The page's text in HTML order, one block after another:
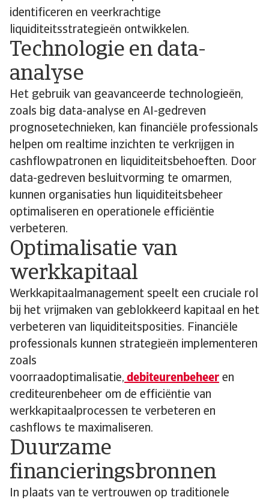
identificeren en veerkrachtige
liquiditeitsstrategieën ontwikkelen.
Technologie en data-
analyse
Het gebruik van geavanceerde technologieën,
zoals big data-analyse en AI-gedreven
prognosetechnieken, kan financiële professionals
helpen om realtime inzichten te verkrijgen in
cashflowpatronen en liquiditeitsbehoeften. Door
data-gedreven besluitvorming te omarmen,
kunnen organisaties hun liquiditeitsbeheer
optimaliseren en operationele efficiëntie
verbeteren.
Optimalisatie van
werkkapitaal
Werkkapitaalmanagement speelt een cruciale rol
bij het vrijmaken van geblokkeerd kapitaal en het
verbeteren van liquiditeitsposities. Financiële
professionals kunnen strategieën implementeren
zoals
voorraadoptimalisatie, debiteurenbeheer en
crediteurenbeheer om de efficiëntie van
werkkapitaalprocessen te verbeteren en
cashflows te maximaliseren.
Duurzame
financieringsbronnen
In plaats van te vertrouwen op traditionele